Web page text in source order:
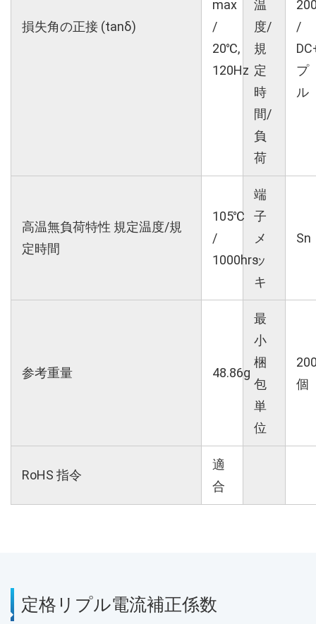
損失角の正接 (tanδ)
max
/
20℃,
120Hz
温
度/
規
定
時
間/
負
荷
/
プ
ル
高温無負荷特性 規定温度/規
定時間
105℃
/
1000hrs
端
子
メ
ッ
キ
Sn
参考重量 48.86g
最
小
梱
包
単
位
個
RoHS 指令
適
合
定格リプル電流補正係数